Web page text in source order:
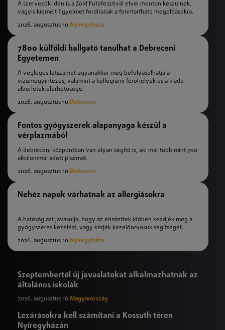
A szervezők idén is a Zöld Futófesztivál elvei mentén készülnek,
vagyis kiemelt figyelmet fordítanak a fenntartható megoldásokra.
2026. augusztus 10. Nyíregyháza
7800 külföldi hallgató tanulhat a Debreceni
Egyetemen
A végleges létszámot ugyanakkor még befolyásolhatja a
vízumügyintézés, valamint a kollégiumi férőhelyek és a kiadó
albérletek elérhetősége.
2026. augusztus 10.Debrecen
Fontos gyógyszerek alapanyaga készül a
vérplazmából
A debreceni központban van olyan segítő is, aki már több mint 700
alkalommal adott plazmát.
2026. augusztus 10.Debrecen
Nehéz napok várhatnak az allergiásokra
A hatóság azt javasolja, hogy az érintettek időben kezdjék meg a
gyógyszeres kezelést, vagy kérjék kezelőorvosuk segítségét.
2026. augusztus 10. Nyíregyháza
Szeptembertől új javaslatokat alkalmazhatnak az
általános iskolák
2026. augusztus 10.Magyarország
Lezárásokra kell számítani a Kossuth téren
Nyíregyházán